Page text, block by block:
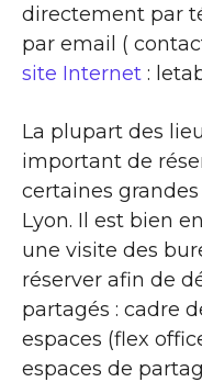
directement par
par email (
site Internet :
La plupart des
important de
certaines
Lyon. Il est bien
une visite des
réserver afin de
partagés : cadre
espaces (flex
espaces de